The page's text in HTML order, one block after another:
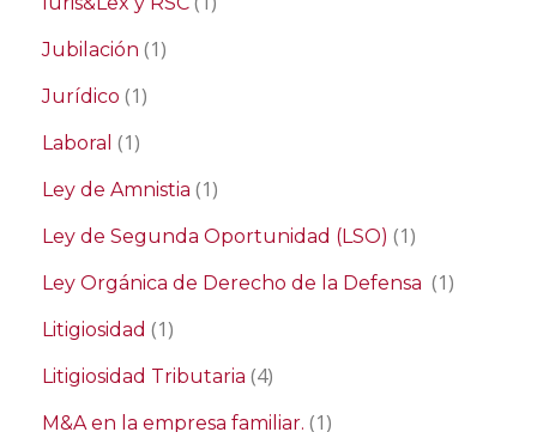
Jubilación (1)
Jurídico (1)
Laboral (1)
Ley de Amnistia (1)
Ley de Segunda Oportunidad (LSO) (1)
Ley Orgánica de Derecho de la Defensa (1)
Litigiosidad (1)
Litigiosidad Tributaria (4)
M&A en la empresa familiar. (1)